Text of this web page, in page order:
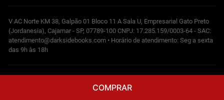
COMPRAR
V AC Norte KM 38, Galpão 01 Bloco 11 A Sala U, Empresarial Gato Preto
(Jordanesia), Cajamar - SP, 07789-100 CNPJ: 17.285.159/0003-64 - SAC:
atendimento@darksidebooks.com • Horário de atendimento: Seg a sexta
das 9h às 18h